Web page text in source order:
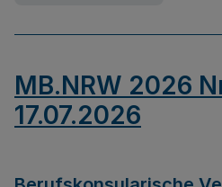
MB.NRW 2026
17.07.2026